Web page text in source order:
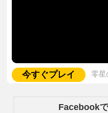
今すぐプレイ 零星
Facebook